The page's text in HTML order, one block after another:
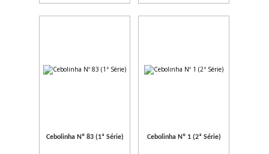
Cebolinha Nº 83 (1ª Série) Cebolinha Nº 1 (2ª Série)